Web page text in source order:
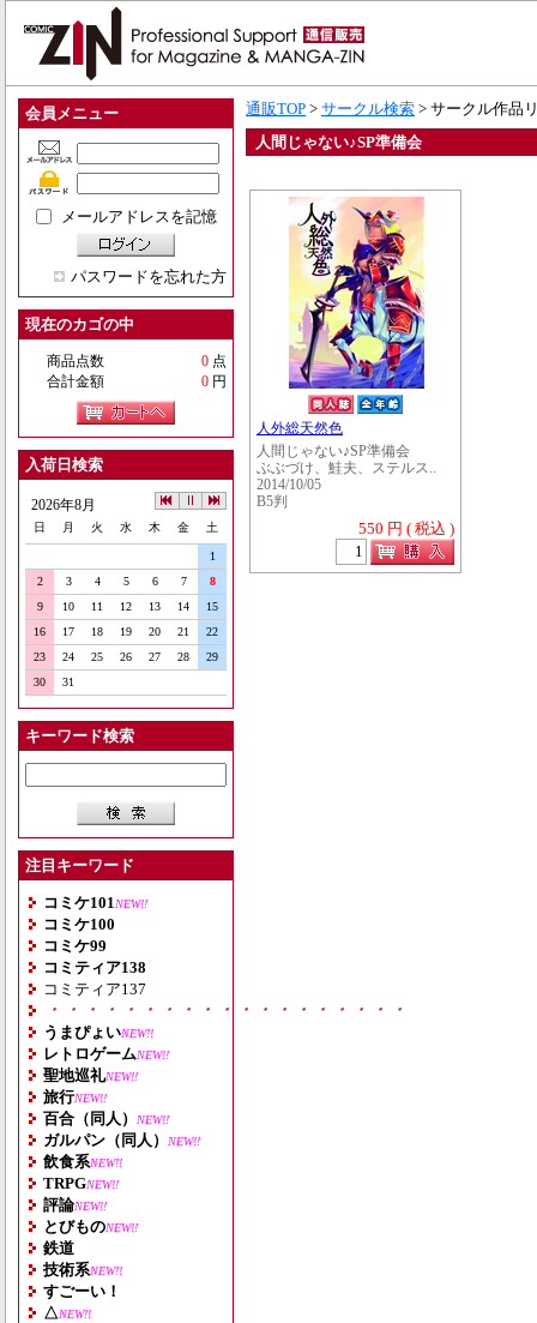
会員メニュー
メールアドレスを記憶
パスワードを忘れた方
現在のカゴの中
商品点数 0 点
合計金額
0 円
入荷日検索
2026年8月
日 月 火 水 木 金 土
1
2
3 4 5 6 7
8
9
10 11 12 13 14
15
16
17 18 19 20 21
22
23
24 25 26 27 28
29
30
31
キーワード検索
注目キーワード
コミケ101 NEW!!
コミケ100
コミケ99
コミティア138
コミティア137
・・・・・・・・・・・・・・・・・・・
うまぴょいNEW!!
レトロゲームNEW!!
聖地巡礼NEW!!
旅行NEW!!
百合（同人） NEW!!
ガルパン（同人） NEW!!
飲食系NEW!!
TRPGNEW!!
評論NEW!!
とびものNEW!!
鉄道
技術系NEW!!
すごーい！
△NEW!!
通販TOP > サークル検索 > サークル作品
人間じゃない♪SP準備会
人外総天然色
人間じゃない♪SP準備会
ぶぶづけ、鮭夫、ステルス..
2014/10/05
B5判
550 円 ( 税込 )